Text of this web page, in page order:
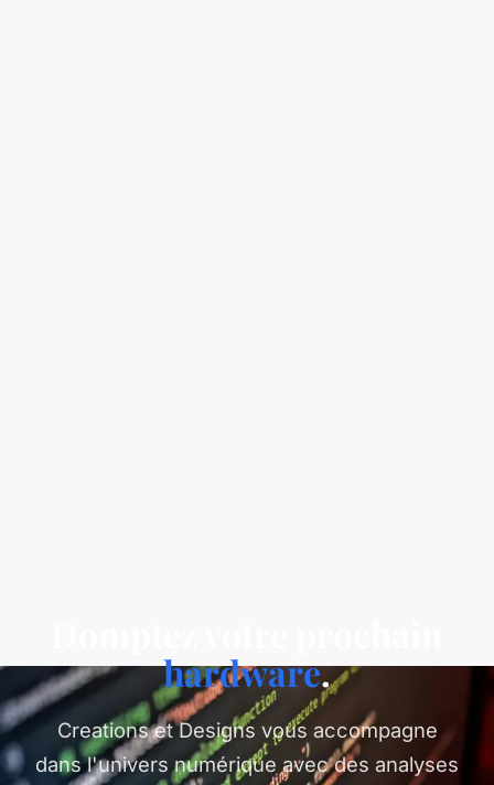
hardware.
Creations et Designs vous accompagne
dans l'univers numérique avec des analyses